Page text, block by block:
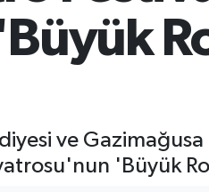
ve
'Büyük